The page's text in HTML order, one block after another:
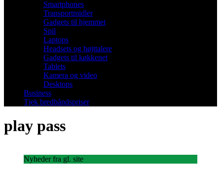
Smartphones
Transportmidler
Gadgets til hjemmet
Spil
Laptops
Headsets og højttalere
Gadgets til køkkenet
Tablets
Kamera og video
Desktops
Business
Tjek bredbåndspriser
play pass
Nyheder fra gl. site